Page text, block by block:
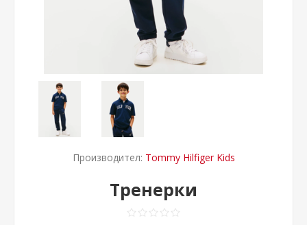
Производител: Tommy Hilfiger Kids
Тренерки